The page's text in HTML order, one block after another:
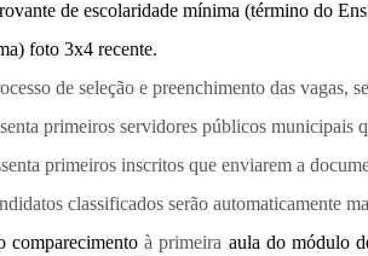
de escolaridade mínima (término do
foto 3x4 recente.
de seleção e preenchimento das vagas,
primeiros servidores públicos municipais
primeiros inscritos que enviarem a
classificados serão automaticamente
comparecimentoà primeira aula do módulo